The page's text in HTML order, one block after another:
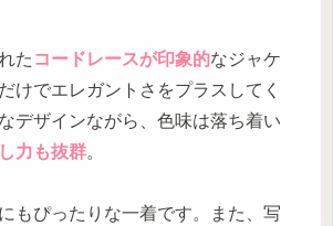
た コードレースが印象的なジャケ
けでエレガントさをプラスしてく
デザインながら、色味は落ち着い
力も抜群。
もぴったりな一着です。また、写